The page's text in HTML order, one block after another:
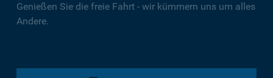
Genießen Sie die freie Fahrt - wir kümmern uns um alles
Andere.